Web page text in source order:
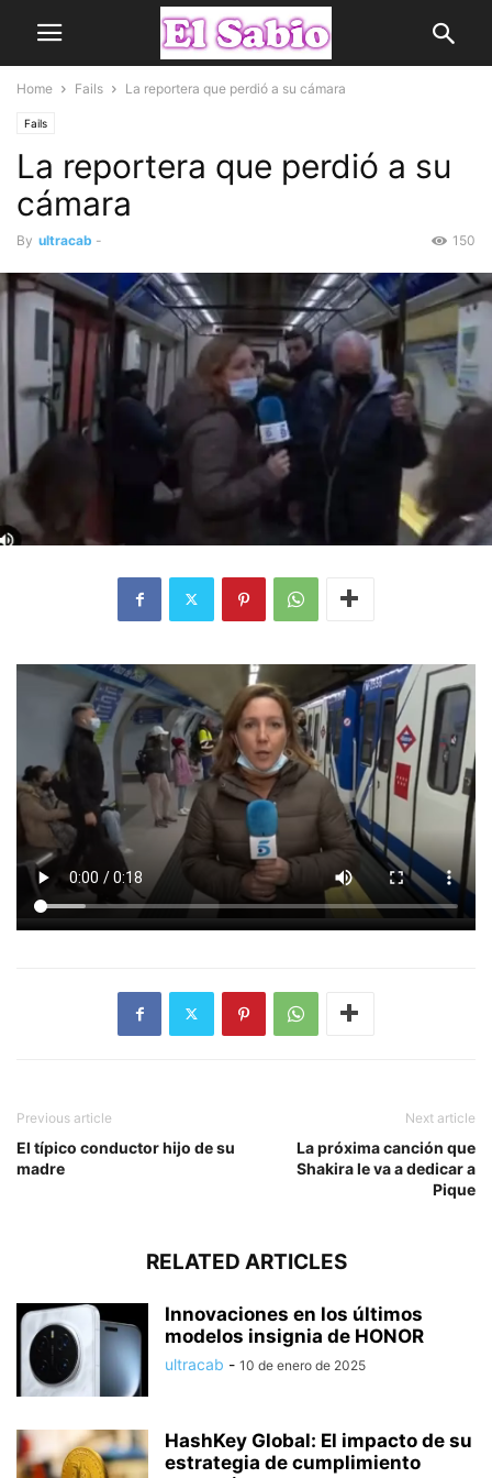
Home Fails La reportera que perdió a su cámara
Fails
La reportera que perdió a su
cámara
By ultracab - 150
Previous article
El típico conductor hijo de su
madre
Next article
La próxima canción que
Shakira le va a dedicar a
Pique
RELATED ARTICLES
Innovaciones en los últimos
modelos insignia de HONOR
ultracab - 10 de enero de 2025
HashKey Global: El impacto de su
estrategia de cumplimiento